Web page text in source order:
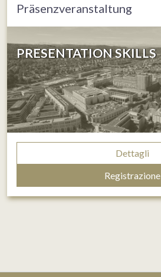
Präsenzveranstaltung
PRESENTATION SKILLS
Dettagli
Registrazione